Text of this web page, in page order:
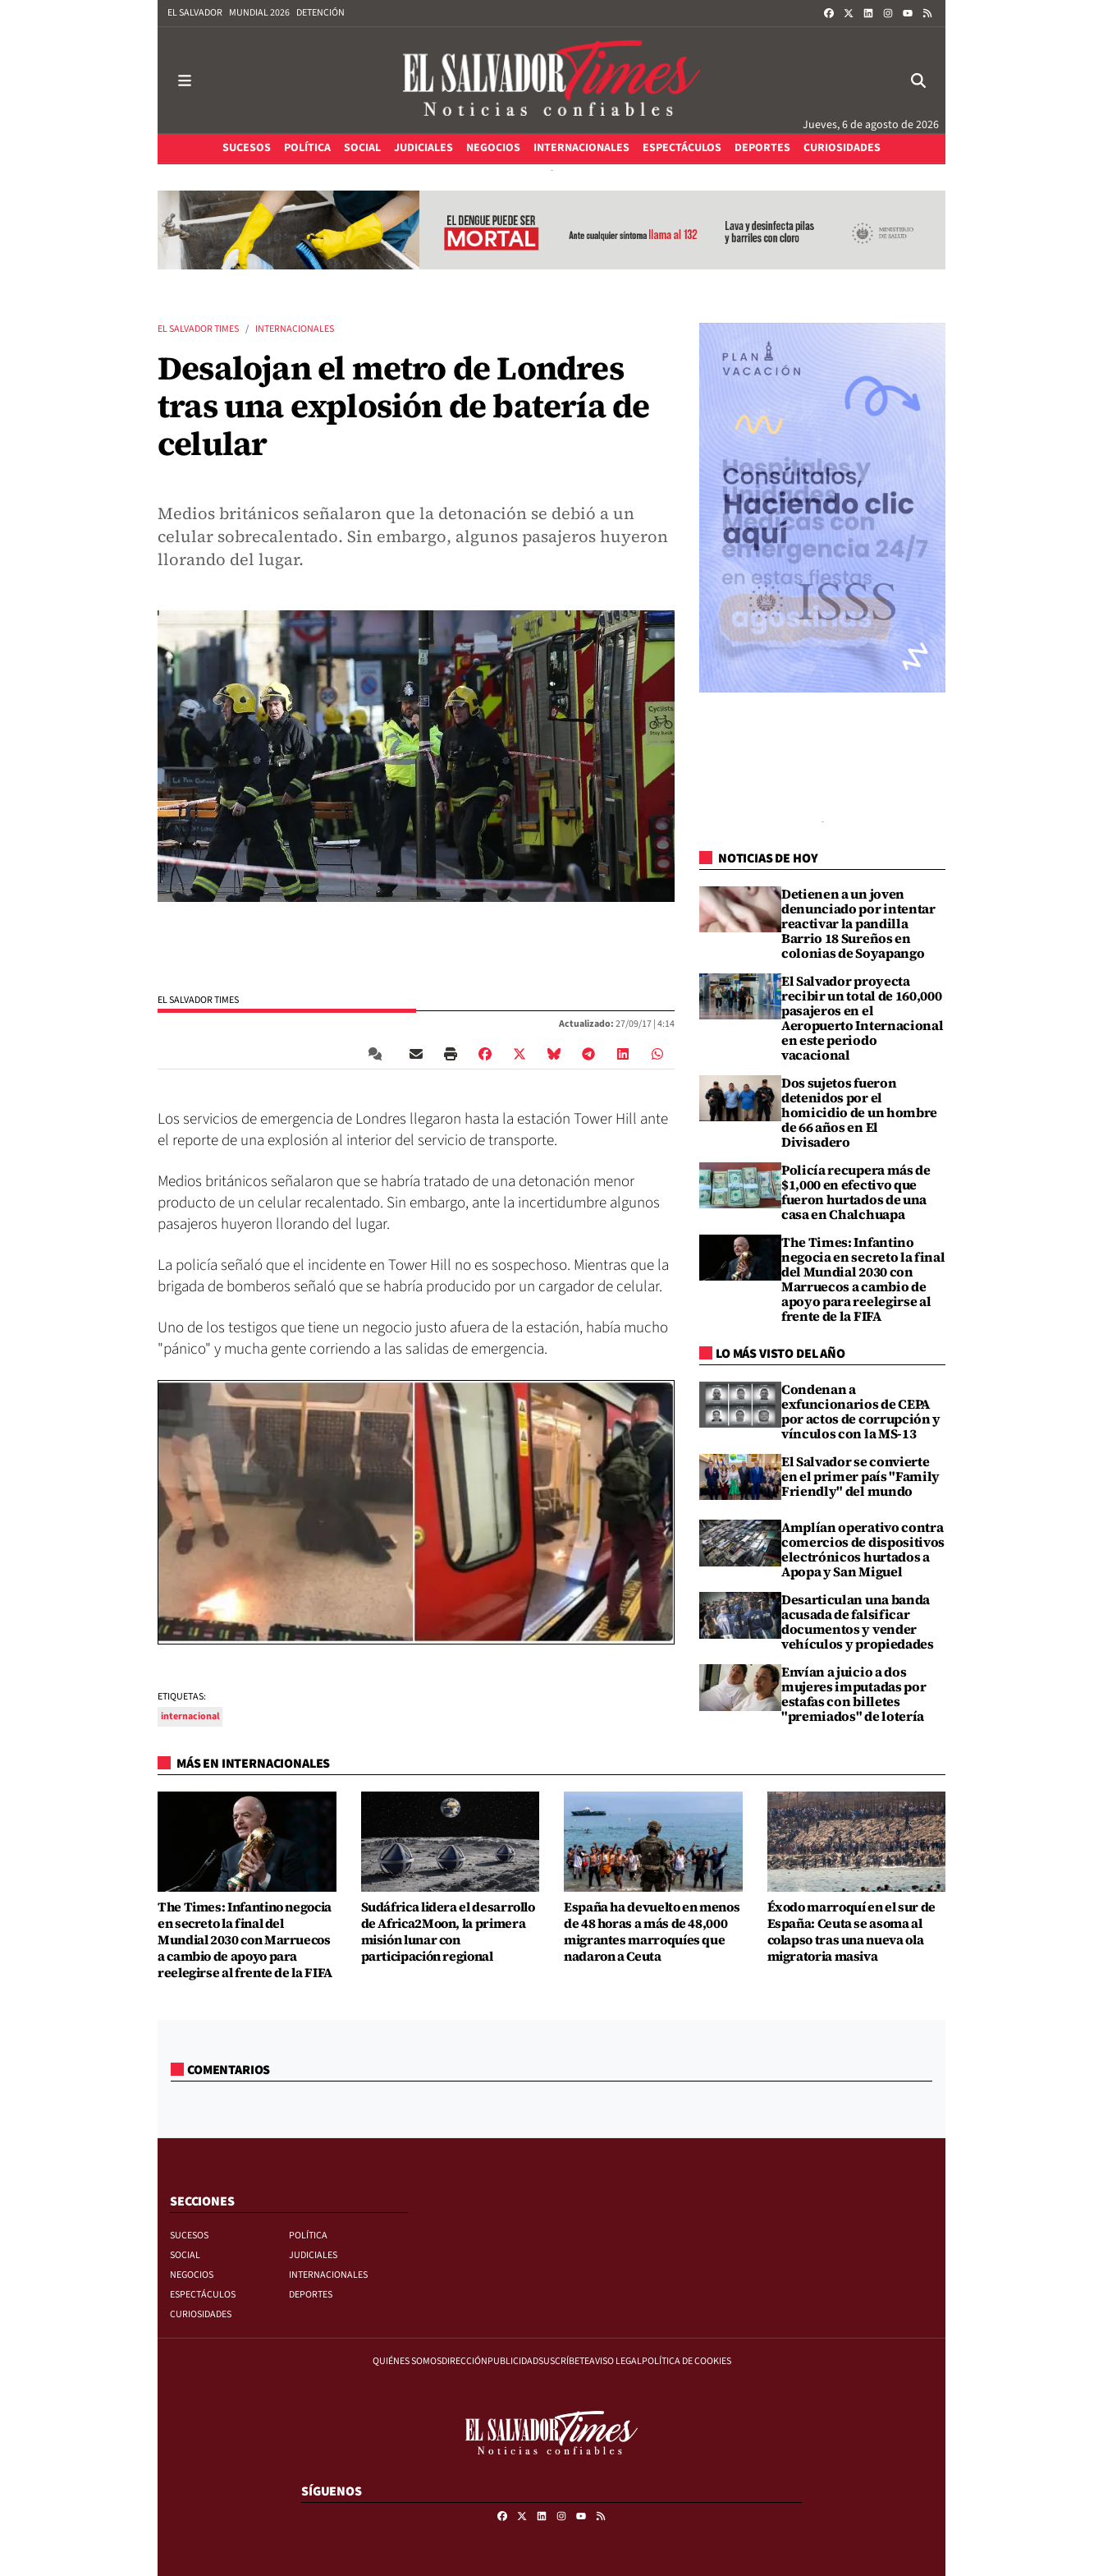
EL SALVADOR MUNDIAL 2026 DETENCIÓN FACEBOOKLINKEDININSTAGRAM
Jueves, 6 de agosto de 2026
SUCESOS
POLÍTICA SOCIAL JUDICIALES NEGOCIOS INTERNACIONALES ESPECTÁCULOS DEPORTES CURIOSIDADES
EL SALVADOR TIMES INTERNACIONALES
Desalojan el metro de Londres
tras una explosión de batería de
celular
Medios británicos señalaron que la detonación se debió a un
celular sobrecalentado. Sin embargo, algunos pasajeros huyeron
llorando del lugar.
EL SALVADOR TIMES
Actualizado:27/09/17 |4:14
Los servicios de emergencia de Londres llegaron hasta la estación Tower Hill ante
el reporte de una explosión al interior del servicio de transporte.
Medios británicos señalaron que se habría tratado de una detonación menor
producto de un celular recalentado. Sin embargo, ante la incertidumbre algunos
pasajeros huyeron llorando del lugar.
La policía señaló que el incidente en Tower Hill no es sospechoso. Mientras que la
brigada de bomberos señaló que se habría producido por un cargador de celular.
Uno de los testigos que tiene un negocio justo afuera de la estación, había mucho
"pánico" y mucha gente corriendo a las salidas de emergencia.
ETIQUETAS:
internacional
NOTICIAS DE HOY
Detienen a un joven
denunciado por intentar
reactivar la pandilla
Barrio 18 Sureños en
colonias de Soyapango
El Salvador proyecta
recibir un total de 160,000
pasajeros en el
Aeropuerto Internacional
en este periodo
vacacional
Dos sujetos fueron
detenidos por el
homicidio de un hombre
de 66 años en El
Divisadero
Policía recupera más de
$1,000 en efectivo que
fueron hurtados de una
casa en Chalchuapa
The Times: Infantino
negocia en secreto la final
del Mundial 2030 con
Marruecos a cambio de
apoyo para reelegirse al
frente de la FIFA
LO MÁS VISTO DEL AÑO
Condenan a
exfuncionarios de CEPA
por actos de corrupción y
vínculos con la MS-13
El Salvador se convierte
en el primer país "Family
Friendly" del mundo
Amplían operativo contra
comercios de dispositivos
electrónicos hurtados a
Apopa y San Miguel
Desarticulan una banda
acusada de falsificar
documentos y vender
vehículos y propiedades
Envían a juicio a dos
mujeres imputadas por
estafas con billetes
"premiados" de lotería
MÁS EN INTERNACIONALES
The Times: Infantino negocia
en secreto la final del
Mundial 2030 con Marruecos
a cambio de apoyo para
reelegirse al frente de la FIFA
Sudáfrica lidera el desarrollo
de Africa2Moon, la primera
misión lunar con
participación regional
España ha devuelto en menos
de 48 horas a más de 48,000
migrantes marroquíes que
nadaron a Ceuta
Éxodo marroquí en el sur de
España: Ceuta se asoma al
colapso tras una nueva ola
migratoria masiva
COMENTARIOS
SECCIONES
SUCESOS
POLÍTICA
SOCIAL
JUDICIALES
NEGOCIOS
INTERNACIONALES
ESPECTÁCULOS
DEPORTES
CURIOSIDADES
QUIÉNES SOMOSDIRECCIÓNPUBLICIDADSUSCRÍBETEAVISO LEGALPOLÍTICA DE COOKIES
SÍGUENOS
FacebookLinkedinInstagram